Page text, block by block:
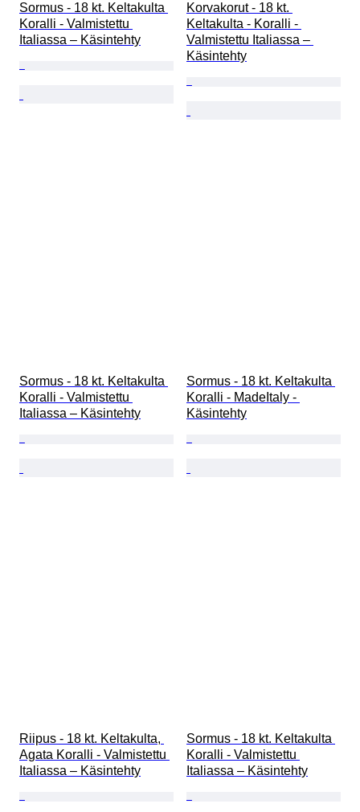
Sormus - 18 kt. Keltakulta
Koralli - Valmistettu
Italiassa – Käsintehty
Korvakorut - 18 kt.
Keltakulta - Koralli -
Valmistettu Italiassa –
Käsintehty
Sormus - 18 kt. Keltakulta
Koralli - Valmistettu
Italiassa – Käsintehty
Sormus - 18 kt. Keltakulta
Koralli - MadeItaly -
Käsintehty
Riipus - 18 kt. Keltakulta,
Agata Koralli - Valmistettu
Italiassa – Käsintehty
Sormus - 18 kt. Keltakulta
Koralli - Valmistettu
Italiassa – Käsintehty